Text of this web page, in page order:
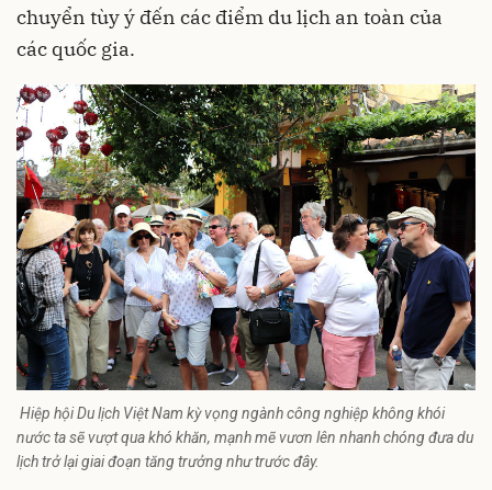
chuyển tùy ý đến các điểm du lịch an toàn của
các quốc gia.
Hiệp hội Du lịch Việt Nam kỳ vọng ngành công nghiệp không khói
nước ta sẽ vượt qua khó khăn, mạnh mẽ vươn lên nhanh chóng đưa du
lịch trở lại giai đoạn tăng trưởng như trước đây.